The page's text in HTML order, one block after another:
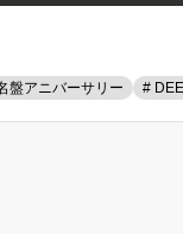
盤アニバーサリー #